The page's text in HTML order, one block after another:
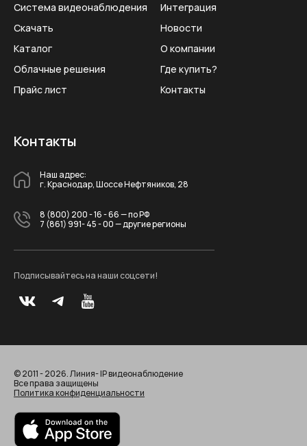
Контакты
Наш адрес:
г. Краснодар, Шоссе Нефтяников, 28
8 (800) 200 - 16 - 66— по РФ
7 (861) 991- 45 - 00— другие регионы
Подписывайтесь на наши соцсети!
Система видеонаблюдения
Скачать
Каталог
Облачные решения
Прайс лист
Интеграция
Новости
О компании
Где купить?
Контакты
© 2011 - 2026. Линия- IP видеонаблюдение
Все права защищены
Политика конфиденциальности